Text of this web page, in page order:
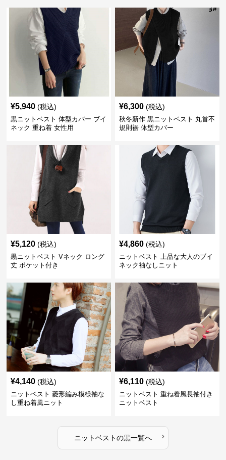
¥5,940 (税込)
黒ニットベスト 体型カバー ブイ
ネック 重ね着 女性用
¥6,300 (税込)
秋冬新作 黒ニットベスト 丸首不
規則裾 体型カバー
¥5,120 (税込)
黒ニットベスト Vネック ロング
丈 ポケット付き
¥4,860 (税込)
ニットベスト 上品な大人のブイ
ネック袖なしニット
¥4,140 (税込)
ニットベスト 菱形編み模様袖な
し重ね着風ニット
¥6,110 (税込)
ニットベスト 重ね着風長袖付き
ニットベスト
ニットベストの黒一覧へ ›